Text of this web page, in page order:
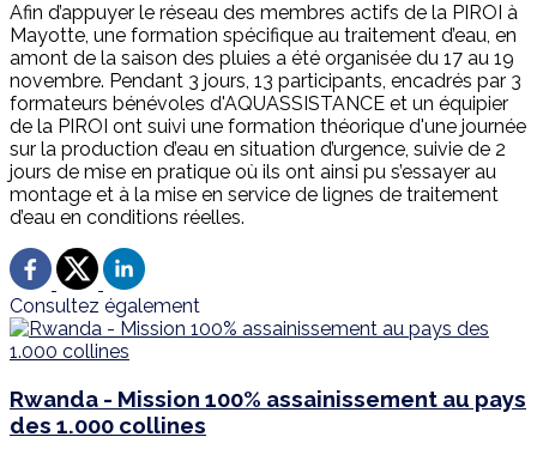
Afin d’appuyer le réseau des membres actifs de la PIROI à
Mayotte, une formation spécifique au traitement d’eau, en
amont de la saison des pluies a été organisée du 17 au 19
novembre. Pendant 3 jours, 13 participants, encadrés par 3
formateurs bénévoles d'AQUASSISTANCE et un équipier
de la PIROI ont suivi une formation théorique d'une journée
sur la production d’eau en situation d’urgence, suivie de 2
jours de mise en pratique où ils ont ainsi pu s’essayer au
montage et à la mise en service de lignes de traitement
d’eau en conditions réelles.
Consultez également
Rwanda - Mission 100% assainissement au pays
des 1.000 collines